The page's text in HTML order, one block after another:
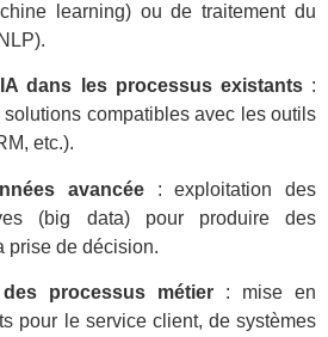
learning) ou de traitement du
dans les processus existants:
compatibles avec les outils
etc.).
avancée : exploitation des
(big data) pour produire des
prise de décision.
processus métier : mise en
pour le service client, de systèmes